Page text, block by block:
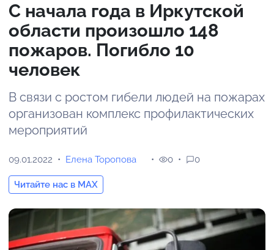
С начала года в Иркутской
области произошло 148
пожаров. Погибло 10
человек
В связи с ростом гибели людей на пожарах
организован комплекс профилактических
мероприятий
09.01.2022 Елена Торопова
Читайте нас в MAX
0 0